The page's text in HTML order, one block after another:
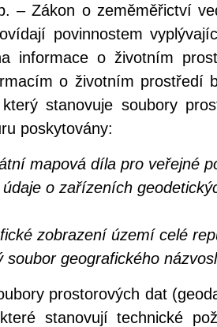
– Zákon o zeměměřictví
povinnostem
informace o životním
o životním prostředí
stanovuje soubory
poskytovány:
mapová díla pro veřejné
o zařízeních
zobrazení území celé
soubor geografického
prostorových dat
stanovují technické